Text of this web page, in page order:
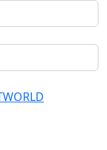
WORLD